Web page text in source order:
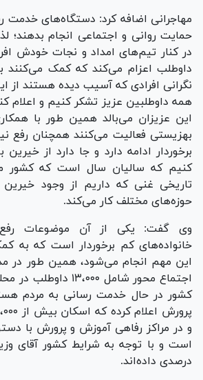
مهاجرانی اضافه کرد: دستگاه‌های خدمت
حمایت روانی و اجتماعی انجام بدهند؛
در کنار تیم‌های امداد و نجات خودش
داوطلب اعزام می‌کند که کمک
نگرانی افرادی که آسیب دیده هستند از
همه داوطلبین عزیز تشکر کنیم و اعلام
این عزیزان می‌بالد همین طور با
بهزیستی فعالیت می‌کنند همچنان رفع
برخوردار ادامه دارد و جا دارد از خیرین
کنیم که سالیان سال است که کشور
تاریخی غنی که داریم از وجود خیرین
حوزه‌های مختلف کار می‌کند.
وی گفت: یکی از آن موضوعات رفع
خانواده‌های کم برخوردار است که به
اجتماع محور شامل
کشور در حال خدمت رسانی به مردم
و در مراکز رفاهی آموزش و پرورش با
درصدی داده‌اند.